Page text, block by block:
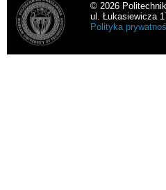
© 2026
ul. Łukasiewicza
Polityka